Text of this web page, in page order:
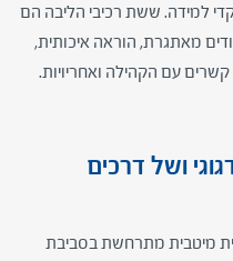
למידה. ששת רכיבי הליבה הם
מאתגרת, הוראה איכותית,
עם הקהילה ואחריויות.
ושל דרכים
מיטבית מתרחשת בסביבת